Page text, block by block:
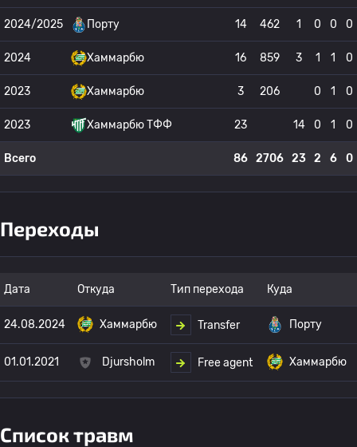
2024/2025 Порту 14 462 1 0 0 0
2024 Хаммарбю 16 859 3 1 1 0
2023 Хаммарбю 3 206 0 1 0
2023 Хаммарбю ТФФ 23 14 0 1 0
Всего 86 2706 23 2 6 0
Переходы
Дата Откуда Тип перехода Куда
24.08.2024 Хаммарбю Transfer Порту
01.01.2021 Djursholm Free agent Хаммарбю
Список травм